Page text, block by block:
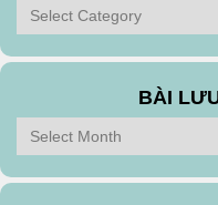
Tìm
theo
Thể
BÀI
Bài
Lưu
Theo